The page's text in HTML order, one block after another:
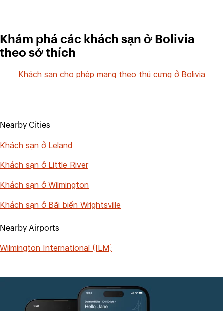
Khám phá các khách sạn ở Bolivia
theo sở thích
Khách sạn cho phép mang theo thú cưng ở Bolivia
Nearby Cities
Khách sạn ở Leland
Khách sạn ở Little River
Khách sạn ở Wilmington
Khách sạn ở Bãi biển Wrightsville
Nearby Airports
Wilmington International (ILM)